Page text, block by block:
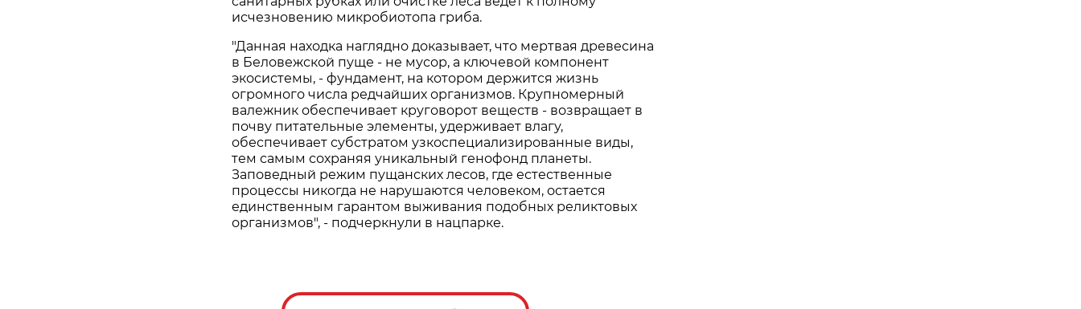
исчезновению микробиотопа гриба.
"Данная находка наглядно доказывает, что мертвая древесина
в Беловежской пуще - не мусор, а ключевой компонент
экосистемы, - фундамент, на котором держится жизнь
огромного числа редчайших организмов. Крупномерный
валежник обеспечивает круговорот веществ - возвращает в
почву питательные элементы, удерживает влагу,
обеспечивает субстратом узкоспециализированные виды,
тем самым сохраняя уникальный генофонд планеты.
Заповедный режим пущанских лесов, где естественные
процессы никогда не нарушаются человеком, остается
единственным гарантом выживания подобных реликтовых
организмов", - подчеркнули в нацпарке.